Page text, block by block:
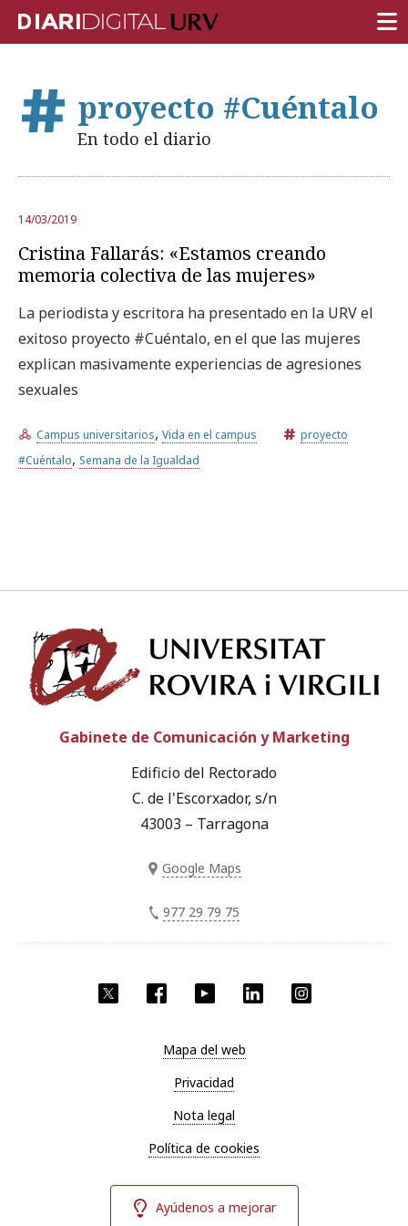
INVESTIGACIÓN
VIDA EN EL CAMPUS
COMUNIDAD URV
Ámbitos universitarios
Prueba la búsqueda avanzada
ESPAÑOL CATALÀ ENGLISH
proyecto #Cuéntalo
En todo el diario
14/03/2019
Cristina Fallarás: «Estamos creando
memoria colectiva de las mujeres»
La periodista y escritora ha presentado en la URV el
exitoso proyecto #Cuéntalo, en el que las mujeres
explican masivamente experiencias de agresiones
sexuales
Campus universitarios, Vida en el campus
proyecto
#Cuéntalo, Semana de la Igualdad
Twitter Facebook YouTube LinkedIn
Gabinete de Comunicación y Marketing
Edificio del Rectorado
C. de l'Escorxador, s/n
43003 – Tarragona
Google Maps
977 29 79 75
Mapa del web
Privacidad
Nota legal
Política de cookies
Ayúdenos a mejorar